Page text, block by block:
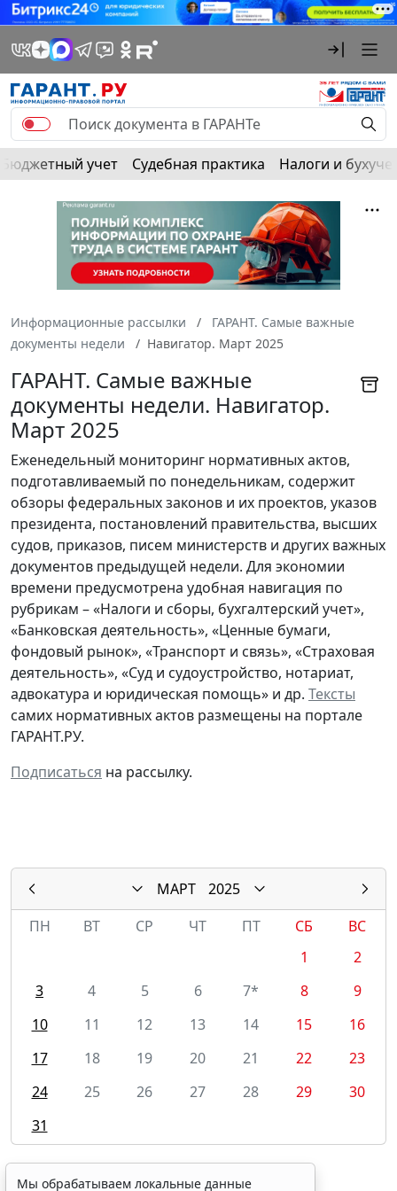
Бюджетный учет Судебная практика Налоги и
Информационные рассылки
ГАРАНТ. Самые важные
документы недели
Навигатор. Март 2025
ГАРАНТ. Самые важные
документы недели. Навигатор.
Март 2025
Еженедельный мониторинг нормативных актов,
подготавливаемый по понедельникам, содержит
обзоры федеральных законов и их проектов, указов
президента, постановлений правительства, высших
судов, приказов, писем министерств и других важных
документов предыдущей недели. Для экономии
времени предусмотрена удобная навигация по
рубрикам – «Налоги и сборы, бухгалтерский учет»,
«Банковская деятельность», «Ценные бумаги,
фондовый рынок», «Транспорт и связь», «Страховая
деятельность», «Суд и судоустройство, нотариат,
адвокатура и юридическая помощь» и др. Тексты
самих нормативных актов размещены на портале
ГАРАНТ.РУ.
Подписаться на рассылку.
МАРТ
2025
ПН
ВТ СР ЧТ ПТ СБ
ВС
1
2
3
4 5 6 7* 8
9
10
11 12 13 14 15
16
17
18 19 20 21 22
23
24
25 26 27 28 29
30
31
Мы обрабатываем локальные данные